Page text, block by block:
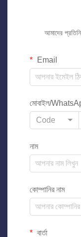
আমাদের
Email
মোবাইল/
Code
নাম
কোম্পানির নাম
বার্তা